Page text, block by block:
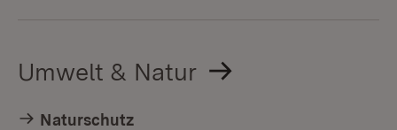
Umwelt & Natur
Naturschutz